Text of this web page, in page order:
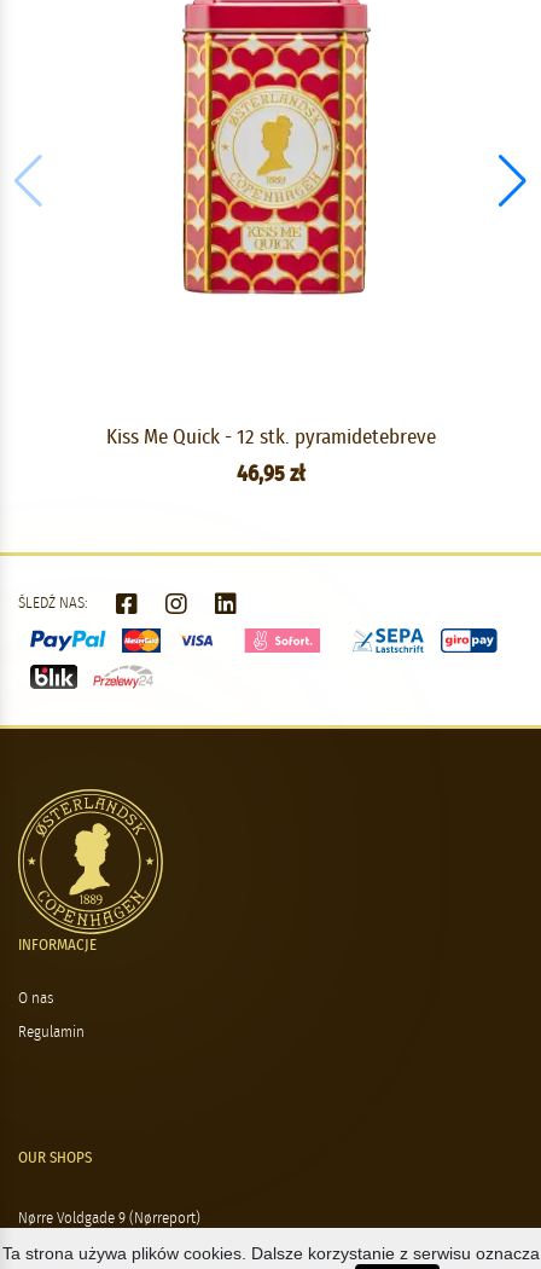
Kiss Me Quick - 12 stk. pyramidetebreve
46,95 zł
ŚLEDŹ NAS:
INFORMACJE
O nas
Regulamin
OUR SHOPS
Nørre Voldgade 9 (Nørreport)
Magasin, Kgs. Nytorv
Ta strona używa plików cookies. Dalsze korzystanie z serwisu oznacza